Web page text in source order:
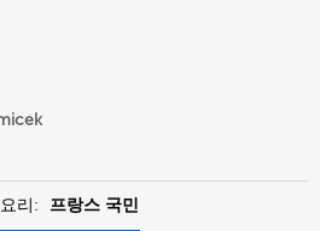
요리: 프랑스 국민